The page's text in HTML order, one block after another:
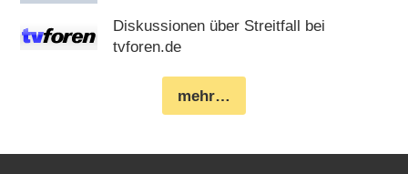
Diskussionen über Streitfall bei
tvforen.de
mehr…